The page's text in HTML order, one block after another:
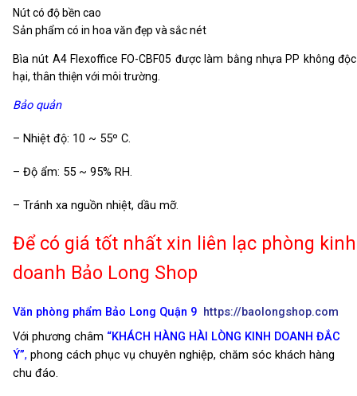
Nút có độ bền cao
Sản phẩm có in hoa văn đẹp và sắc nét
Bìa nút A4 Flexoffice FO-CBF05 được làm bằng nhựa PP không độc
hại, thân thiện với môi trường.
Bảo quản
– Nhiệt độ: 10 ~ 55º C.
– Độ ẩm: 55 ~ 95% RH.
– Tránh xa nguồn nhiệt, dầu mỡ.
Để có giá tốt nhất xin liên lạc phòng kinh
doanh Bảo Long Shop
Văn phòng phẩm Bảo Long Quận 9 https://baolongshop.com
Với phương châm “KHÁCH HÀNG HÀI LÒNG KINH DOANH ĐẮC
Ý”, phong cách phục vụ chuyên nghiệp, chăm sóc khách hàng
chu đáo.